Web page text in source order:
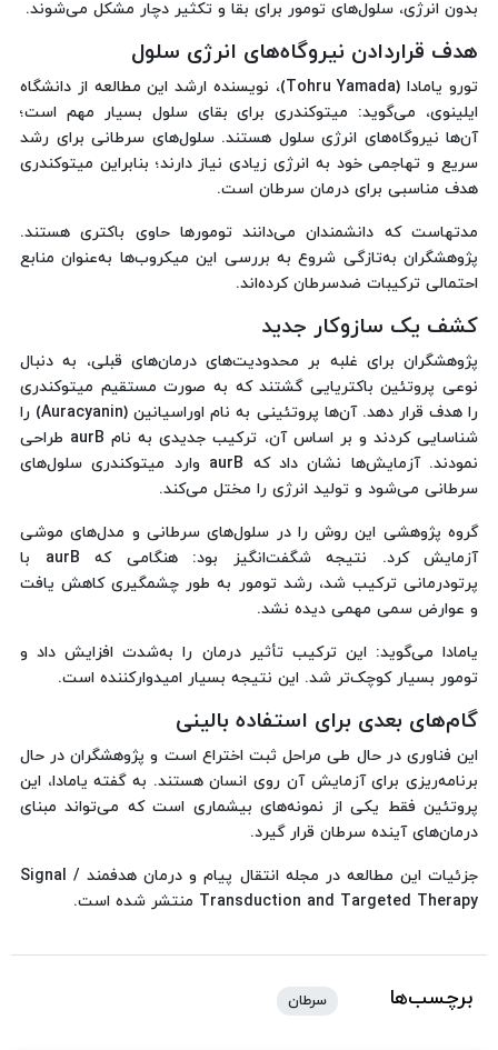
بدون انرژی، سلول‌های تومور برای بقا و تکثیر دچار مشکل می‌شوند.
هدف قراردادن نیروگاه‌های انرژی سلول
تورو یامادا (Tohru Yamada)، نویسنده ارشد این مطالعه از دانشگاه
ایلینوی، می‌گوید: میتوکندری برای بقای سلول بسیار مهم است؛
آن‌ها نیروگاه‌های انرژی سلول هستند. سلول‌های سرطانی برای رشد
سریع و تهاجمی خود به انرژی زیادی نیاز دارند؛ بنابراین میتوکندری
هدف مناسبی برای درمان سرطان است.
مدتهاست که دانشمندان می‌دانند تومورها حاوی باکتری هستند.
پژوهشگران به‌تازگی شروع به بررسی این میکروب‌ها به‌عنوان منابع
احتمالی ترکیبات ضدسرطان کرده‌اند.
کشف یک سازوکار جدید
پژوهشگران برای غلبه بر محدودیت‌های درمان‌های قبلی، به دنبال
نوعی پروتئین باکتریایی گشتند که به صورت مستقیم میتوکندری
را هدف قرار دهد. آن‌ها پروتئینی به نام اوراسیانین (Auracyanin) را
شناسایی کردند و بر اساس آن، ترکیب جدیدی به نام aurB طراحی
نمودند. آزمایش‌ها نشان داد که aurB وارد میتوکندری سلول‌های
سرطانی می‌شود و تولید انرژی را مختل می‌کند.
گروه پژوهشی این روش را در سلول‌های سرطانی و مدل‌های موشی
آزمایش کرد. نتیجه شگفت‌انگیز بود: هنگامی که aurB با
پرتودرمانی ترکیب شد، رشد تومور به طور چشمگیری کاهش یافت
و عوارض سمی مهمی دیده نشد.
یامادا می‌گوید: این ترکیب تأثیر درمان را به‌شدت افزایش داد و
تومور بسیار کوچک‌تر شد. این نتیجه بسیار امیدوارکننده است.
گام‌های بعدی برای استفاده بالینی
این فناوری در حال طی مراحل ثبت اختراع است و پژوهشگران در حال
برنامه‌ریزی برای آزمایش آن روی انسان هستند. به گفته یامادا، این
پروتئین فقط یکی از نمونه‌های بیشماری است که می‌تواند مبنای
درمان‌های آینده سرطان قرار گیرد.
جزئیات این مطالعه در مجله انتقال پیام و درمان هدفمند / Signal
Transduction and Targeted Therapy منتشر شده است.
برچسب‌ها سرطان